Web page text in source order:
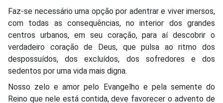
Faz-se necessário uma opção por adentrar e viver imersos,
com todas as consequências, no interior dos grandes
centros urbanos, em seu coração, para aí descobrir o
verdadeiro coração de Deus, que pulsa ao ritmo dos
despossuídos, dos excluídos, dos sofredores e dos
sedentos por uma vida mais digna.
Nosso zelo e amor pelo Evangelho e pela semente do
Reino que nele está contida, deve favorecer o advento de